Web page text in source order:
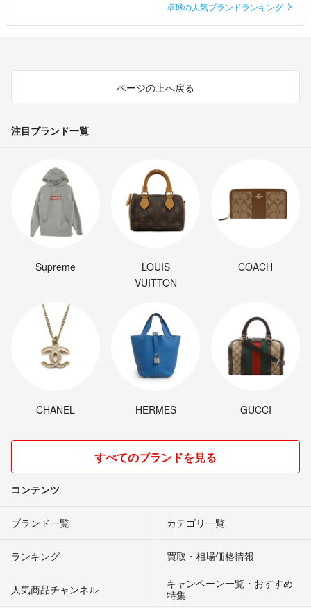
卓球の人気ブランドランキング
ページの上へ戻る
注目ブランド一覧
Supreme
LOUIS
VUITTON
COACH
CHANEL HERMES GUCCI
すべてのブランドを見る
コンテンツ
ブランド一覧 カテゴリ一覧
ランキング 買取・相場価格情報
人気商品チャンネル
キャンペーン一覧・おすすめ
特集